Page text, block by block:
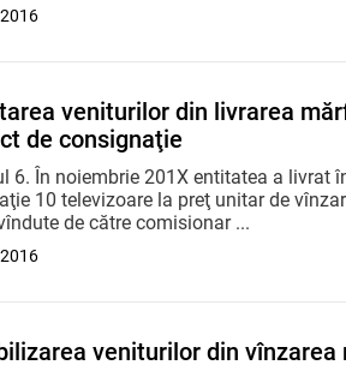
veniturilor din livrarea
de consignaţie
6. În noiembrie 201X entitatea a livrat
10 televizoare la preţ unitar de
de către comisionar ...
veniturilor din vînzarea